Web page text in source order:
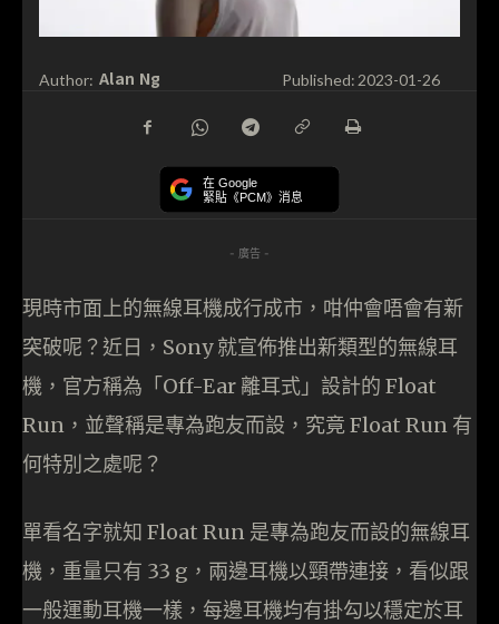
Author: Alan Ng Published: 2023-01-26
在 Google
緊貼《PCM》消息
- 廣告 -
現時市面上的無線耳機成行成市，咁仲會唔會有新
突破呢？近日，Sony 就宣佈推出新類型的無線耳
機，官方稱為「Off-Ear 離耳式」設計的 Float
Run，並聲稱是專為跑友而設，究竟 Float Run 有
何特別之處呢？
單看名字就知 Float Run 是專為跑友而設的無線耳
機，重量只有 33 g，兩邊耳機以頸帶連接，看似跟
一般運動耳機一樣，每邊耳機均有掛勾以穩定於耳